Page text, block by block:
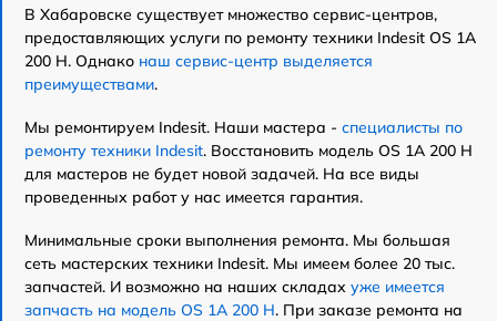
В Хабаровске существует множество сервис-центров,
предоставляющих услуги по ремонту техники Indesit OS 1A
200 H. Однако наш сервис-центр выделяется
преимуществами.
Мы ремонтируем Indesit. Наши мастера - специалисты по
ремонту техники Indesit. Восстановить модель OS 1A 200 H
для мастеров не будет новой задачей. На все виды
проведенных работ у нас имеется гарантия.
Минимальные сроки выполнения ремонта. Мы большая
сеть мастерских техники Indesit. Мы имеем более 20 тыс.
запчастей. И возможно на наших складах уже имеется
запчасть на модель OS 1A 200 H. При заказе ремонта на